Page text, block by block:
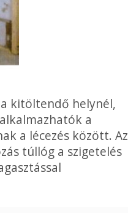
kitöltendő helynél,
a
a lécezés között. Az
túllóg a szi­getelés